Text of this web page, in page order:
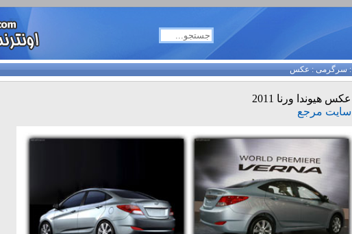
سرگرمی:عکس
عکس هیوندا ورنا 2011
سایت مرجع